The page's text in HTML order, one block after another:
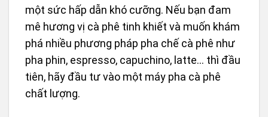
một sức hấp dẫn khó cưỡng. Nếu bạn đam
mê hương vị cà phê tinh khiết và muốn khám
phá nhiều phương pháp pha chế cà phê như
pha phin, espresso, capuchino, latte… thì đầu
tiên, hãy đầu tư vào một máy pha cà phê
chất lượng.